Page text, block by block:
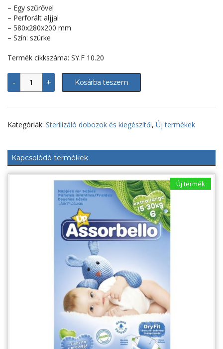
– Egy szűrővel
– Perforált aljjal
– 580x280x200 mm
– Szín: szürke
Termék cikkszáma: SY.F 10.20
-
Sterilizáló
doboz/konténer
-
mm,
alj
+ Kosárba teszem
Kategóriák: Sterilizáló dobozok és kiegészítői, Új termékek
Kapcsolódó termékek
Új termék